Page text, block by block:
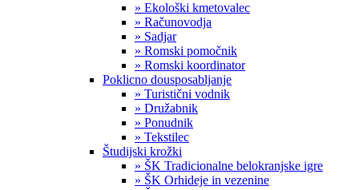
» Ekološki kmetovalec
» Računovodja
» Sadjar
» Romski pomočnik
» Romski koordinator
Poklicno dousposabljanje
» Turistični vodnik
» Družabnik
» Ponudnik
» Tekstilec
Študijski krožki
» ŠK Tradicionalne belokranjske igre
» ŠK Orhideje in vezenine